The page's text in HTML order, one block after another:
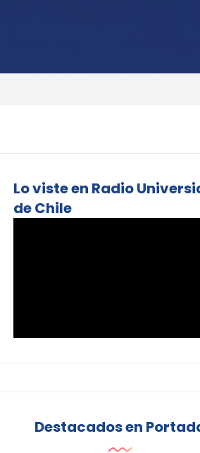
Lo viste en Radio
de Chile
Destacados en